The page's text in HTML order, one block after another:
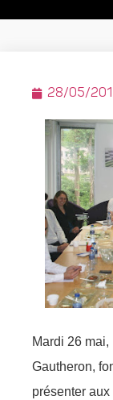
28/05/
Mardi 26 mai,
Gautheron,
présenter